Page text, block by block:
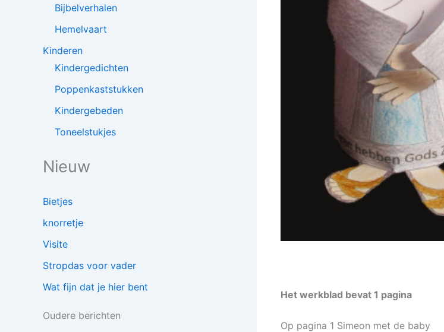
Bijbelverhalen
Hemelvaart
Kinderen
Kindergedichten
Poppenkaststukken
Kindergebeden
Toneelstukjes
Nieuw
Bietjes
knorretje
Visite
Stropdas voor vader
Wat fijn dat je hier bent
Oudere berichten
Het werkblad bevat 1 pagina
Op pagina 1 Simeon met de baby